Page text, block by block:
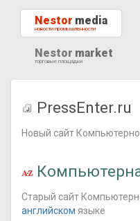
Nestor media
новости промышленности
Nestor market
торговые площадки
PressEnter.ru
Новый сайт
Старый сайт
английском языке